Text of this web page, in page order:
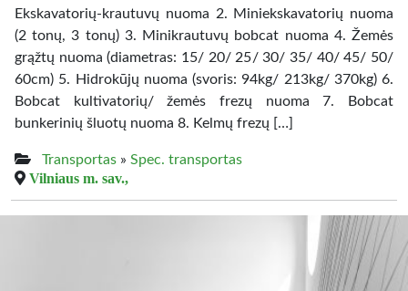
Ekskavatorių-krautuvų nuoma 2. Miniekskavatorių nuoma
(2 tonų, 3 tonų) 3. Minikrautuvų bobcat nuoma 4. Žemės
grąžtų nuoma (diametras: 15/ 20/ 25/ 30/ 35/ 40/ 45/ 50/
60cm) 5. Hidrokūjų nuoma (svoris: 94kg/ 213kg/ 370kg) 6.
Bobcat kultivatorių/ žemės frezų nuoma 7. Bobcat
bunkerinių šluotų nuoma 8. Kelmų frezų […]
Transportas » Spec. transportas
Vilniaus m. sav.,